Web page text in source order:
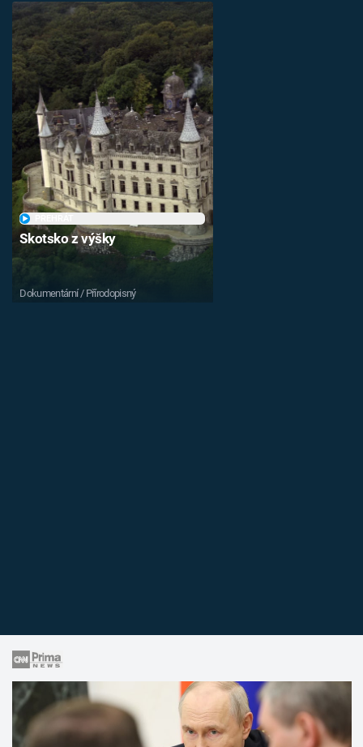
Skotsko z výšky
Dokumentární / Přírodopisný